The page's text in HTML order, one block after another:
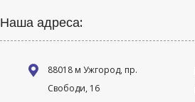
Наша адреса:
88018 м Ужгород, пр.
Свободи, 16